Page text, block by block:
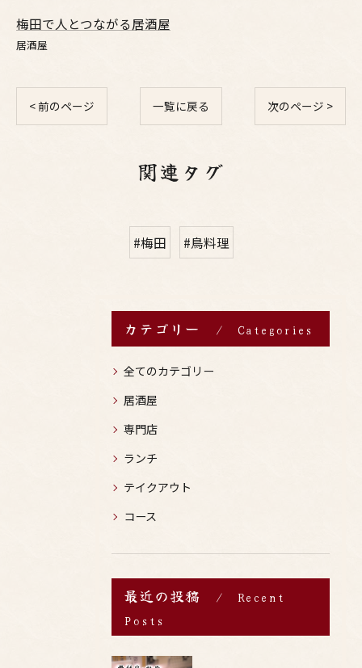
梅田で人とつながる居酒屋
居酒屋
< 前のページ 一覧に戻る 次のページ >
関連タグ
#梅田 #鳥料理
カテゴリー Categories
全てのカテゴリー
居酒屋
専門店
ランチ
テイクアウト
コース
最近の投稿
Recent
Posts